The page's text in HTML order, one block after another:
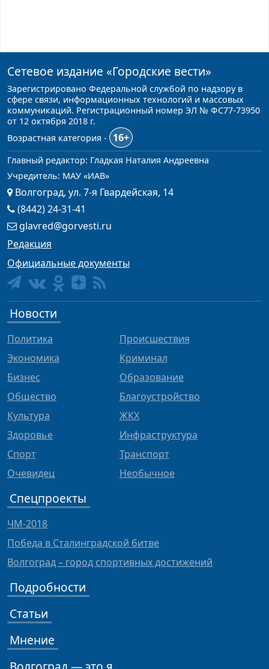
Сетевое издание «Городские вести»
Зарегистрировано Федеральной службой по надзору в
сфере связи, информационных технологий и массовых
коммуникаций. Регистрационный номер ЭЛ № ФС77-73950
от 12 октября 2018 г.
Возрастная категория -
16+
Главный редактор: Гладкая Наталия Андреевна
Учредитель: МАУ «ИАВ»
Волгоград, ул. 7-я Гвардейская, 14
(8442) 24-31-41
glavred@gorvesti.ru
Редакция
Официальные документы
Новости
Политика
Экономика
Бизнес
Общество
Культура
Здоровье
Спорт
Очевидец
Происшествия
Криминал
Образование
Благоустройство
ЖКХ
Инфраструктура
Транспорт
Необычное
Спецпроекты
ЧМ-2018
Победа в Сталинградской битве
Волгоград – город спортивных достижений
Подробности
Статьи
Мнение